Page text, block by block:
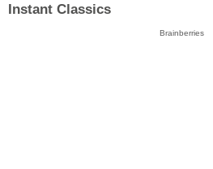
Instant Classics
Brainberries